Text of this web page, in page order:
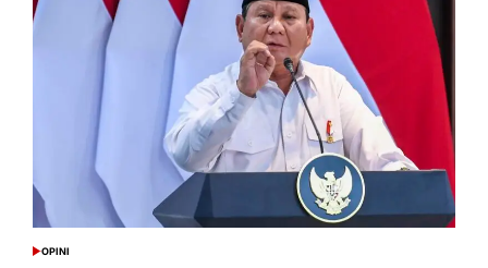
Isu
Ekonomi
Secara
Objektif
POSTED
OPINI